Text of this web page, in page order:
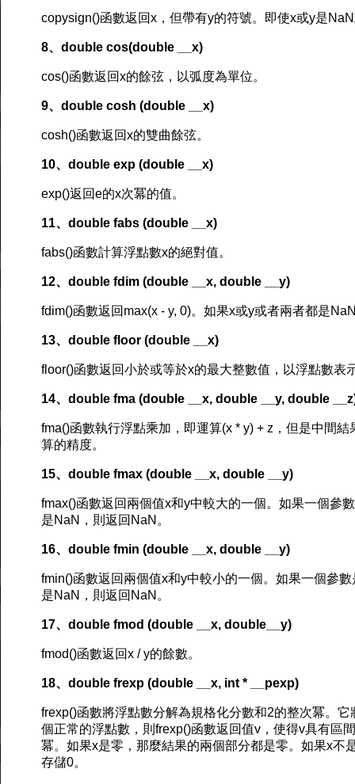
copysign()函數返回x，但帶有y的符號。即使x或y是
8、double cos(double __x)
cos()函數返回x的餘弦，以弧度為單位。
9、double cosh (double __x)
cosh()函數返回x的雙曲餘弦。
10、double exp (double __x)
exp()返回e的x次冪的值。
11、double fabs (double __x)
fabs()函數計算浮點數x的絕對值。
12、double fdim (double __x, double __y)
fdim()函數返回max(x - y, 0)。如果x或y或者兩者都是
13、double floor (double __x)
floor()函數返回小於或等於x的最大整數值，以浮點數表
14、double fma (double __x, double __y, double
fma()函數執行浮點乘加，即運算(x * y) + z，但是中間
算的精度。
15、double fmax (double __x, double __y)
fmax()函數返回兩個值x和y中較大的一個。如果一個參
是NaN，則返回NaN。
16、double fmin (double __x, double __y)
fmin()函數返回兩個值x和y中較小的一個。如果一個參
是NaN，則返回NaN。
17、double fmod (double __x, double__y)
fmod()函數返回x / y的餘數。
18、double frexp (double __x, int * __pexp)
frexp()函數將浮點數分解為規格化分數和2的整次冪。
個正常的浮點數，則frexp()函數返回值v，使得v具有區
冪。如果x是零，那麼結果的兩個部分都是零。如果x不
存儲0。